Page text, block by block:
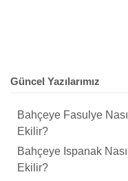
Güncel Yazılarımız
Bahçeye Fasulye Nasıl
Ekilir?
Bahçeye Ispanak Nasıl
Ekilir?